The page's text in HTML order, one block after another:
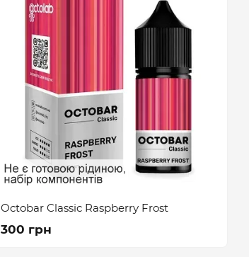
Octobar Classic Raspberry Frost
300 грн